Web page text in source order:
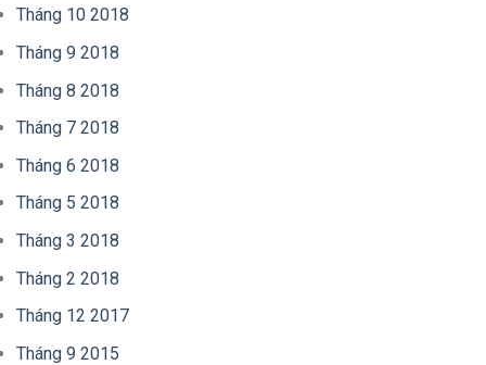
Tháng 10 2018
Tháng 9 2018
Tháng 8 2018
Tháng 7 2018
Tháng 6 2018
Tháng 5 2018
Tháng 3 2018
Tháng 2 2018
Tháng 12 2017
Tháng 9 2015